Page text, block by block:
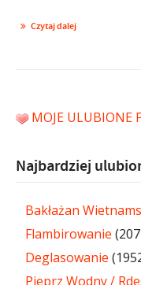
Czytaj dalej
MOJE ULUBIONE
Najbardziej
Bakłażan
Flambirowanie
Deglasowanie
Pieprz Wodny /